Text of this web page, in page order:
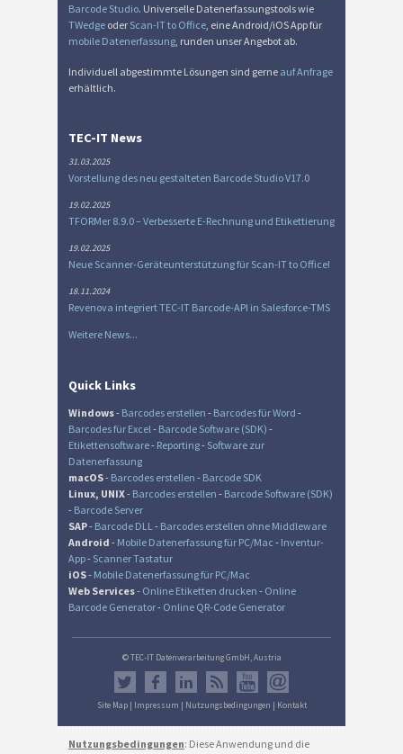
Barcode Studio. Universelle Datenerfassungstools wie
TWedge oder Scan-IT to Office , eine Android/iOS App für
mobile Datenerfassung , runden unser Angebot ab.
Individuell abgestimmte Lösungen sind gerne auf Anfrage
erhältlich.
TEC-IT News
31.03.2025
Vorstellung des neu gestalteten Barcode Studio V17.0
19.02.2025
TFORMer 8.9.0 – Verbesserte E-Rechnung und Etikettierung
19.02.2025
Neue Scanner-Geräteunterstützung für Scan-IT to Office!
18.11.2024
Revenova integriert TEC-IT Barcode-API in Salesforce-TMS
Weitere News...
Quick Links
Windows- Barcodes erstellen - Barcodes für Word -
Barcodes für Excel - Barcode Software (SDK) -
Etikettensoftware- Reporting- Software zur
Datenerfassung
macOS- Barcodes erstellen - Barcode SDK
Linux, UNIX- Barcodes erstellen - Barcode Software (SDK)
- Barcode Server
SAP- Barcode DLL - Barcodes erstellen ohne Middleware
Android - Mobile Datenerfassung für PC/Mac - Inventur-
App- Scanner Tastatur
iOS- Mobile Datenerfassung für PC/Mac
Web Services- Online Etiketten drucken - Online
Barcode Generator- Online QR-Code Generator
© TEC-IT Datenverarbeitung GmbH, Austria
Site Map| Impressum | Nutzungsbedingungen | Kontakt
Nutzungsbedingungen: Diese Anwendung und die